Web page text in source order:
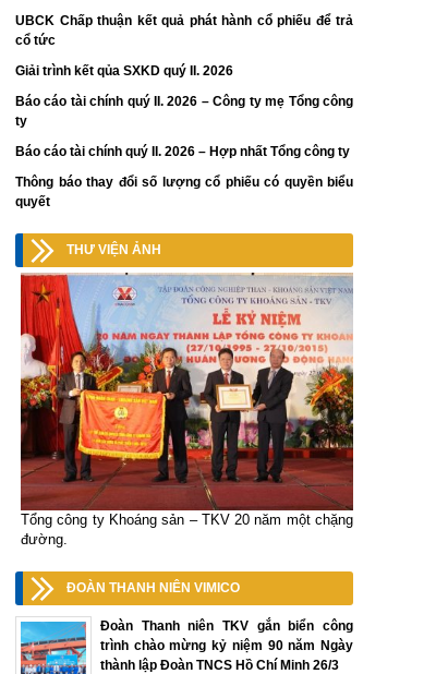
UBCK Chấp thuận kết quả phát hành cổ phiếu để trả
cổ tức
Giải trình kết qủa SXKD quý II. 2026
Báo cáo tài chính quý II. 2026 – Công ty mẹ Tổng công
ty
Báo cáo tài chính quý II. 2026 – Hợp nhất Tổng công ty
Thông báo thay đổi số lượng cổ phiếu có quyền biểu
quyết
THƯ VIỆN ẢNH
Tổng công ty Khoáng sản – TKV 20 năm một chặng
đường.
ĐOÀN THANH NIÊN VIMICO
Đoàn Thanh niên TKV gắn biển công
trình chào mừng kỷ niệm 90 năm Ngày
thành lập Đoàn TNCS Hồ Chí Minh 26/3